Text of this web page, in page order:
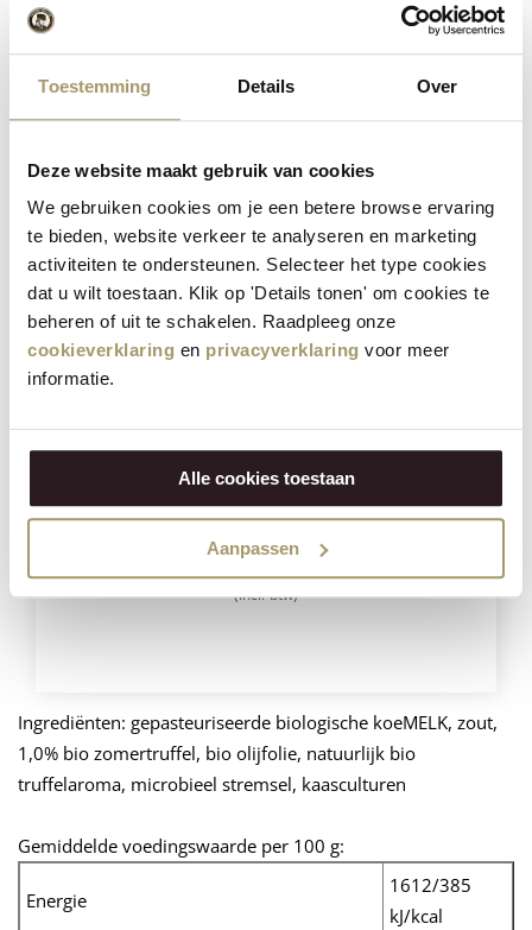
Toestemming Details Over
Deze website maakt gebruik van cookies
We gebruiken cookies om je een betere browse ervaring
te bieden, website verkeer te analyseren en marketing
activiteiten te ondersteunen. Selecteer het type cookies
dat u wilt toestaan. Klik op 'Details tonen' om cookies te
beheren of uit te schakelen. Raadpleeg onze
cookieverklaring en privacyverklaring voor meer
informatie.
Alle cookies toestaan
Aanpassen
€59,95
(Incl. btw)
Besparing23%
Henri Willig Selectie van 6 Kazen
€90,70
€69,95
(Incl. btw)
Ingrediënten: gepasteuriseerde biologische koeMELK, zout,
1,0% bio zomertruffel, bio olijfolie, natuurlijk bio
truffelaroma, microbieel stremsel, kaasculturen
Gemiddelde voedingswaarde per 100 g:
Energie
1612/385
kJ/kcal